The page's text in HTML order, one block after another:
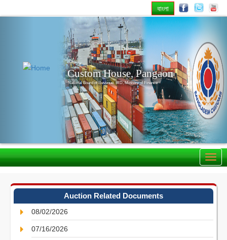
বাংলা
Custom House, Pangaon
National Board of Revenue, IRD, Ministry of Finance
Auction Related Documents
08/02/2026
07/16/2026